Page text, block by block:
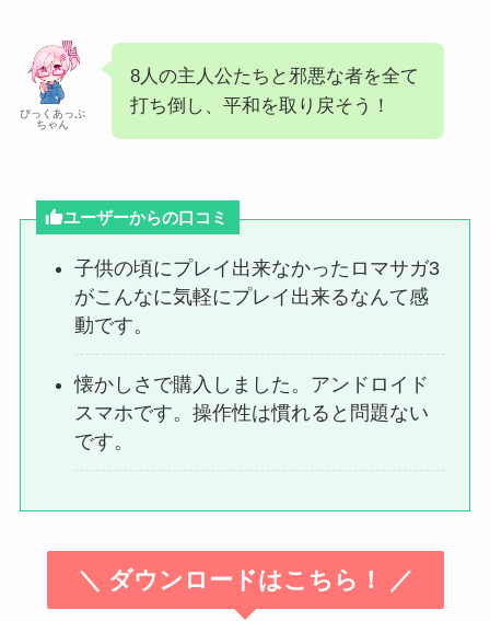
ぴっくあっぷ
ちゃん
8人の主人公たちと邪悪な者を全て
打ち倒し、平和を取り戻そう！
ユーザーからの口コミ
子供の頃にプレイ出来なかったロマサガ3
がこんなに気軽にプレイ出来るなんて感
動です。
懐かしさで購入しました。アンドロイド
スマホです。操作性は慣れると問題ない
です。
＼ ダウンロードはこちら！ ／